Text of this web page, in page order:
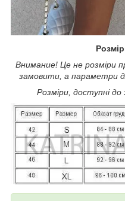
Внимание! Це не розміри
замовити, а параметри
Розміри, доступні до